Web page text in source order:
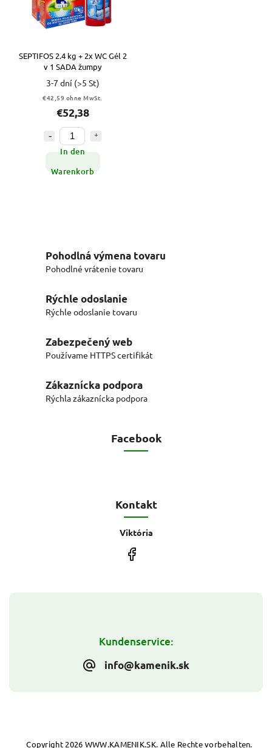
SEPTIFOS 2.4 kg + 2x WC Gél 2
v 1 SADA žumpy
3-7 dní (>5 St)
€42,59 ohne MwSt.
€52,38
In den
Warenkorb
Pohodlná výmena tovaru
Pohodlné vrátenie tovaru
Rýchle odoslanie
Rýchle odoslanie tovaru
Zabezpečený web
Používame HTTPS certifikát
Zákaznícka podpora
Rýchla zákaznícka podpora
Kundenservice:
info@kamenik.sk
Facebook
Kontakt
Viktória
Copyright 2026 WWW.KAMENIK.SK. Alle Rechte vorbehalten.